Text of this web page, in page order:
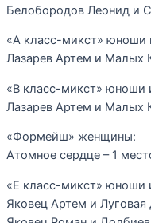
Белобородов Леонид и
«А класс-микст» юноши
Лазарев Артем и Малых
«В класс-микст» юноши
Лазарев Артем и Малых
«Формейш» женщины:
Атомное сердце – 1
«Е класс-микст» юноши
Яковец Артем и Луговая